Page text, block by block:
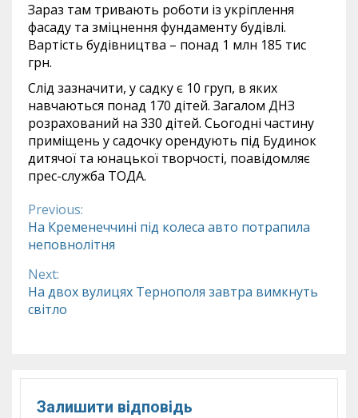
Зараз там тривають роботи із укріплення
фасаду та зміцнення фундаменту будівлі.
Вартість будівництва – понад 1 млн 185 тис
грн.
Слід зазначити, у садку є 10 груп, в яких
навчаються понад 170 дітей. Загалом ДНЗ
розрахований на 330 дітей. Сьогодні частину
приміщень у садочку орендують під Будинок
дитячої та юнацької творчості, поавідомляє
прес-служба ТОДА.
Continue
Reading
Previous:
На Кременеччині під колеса авто потрапила
неповнолітня
Next:
На двох вулицях Тернополя завтра вимкнуть
світло
Залишити відповідь